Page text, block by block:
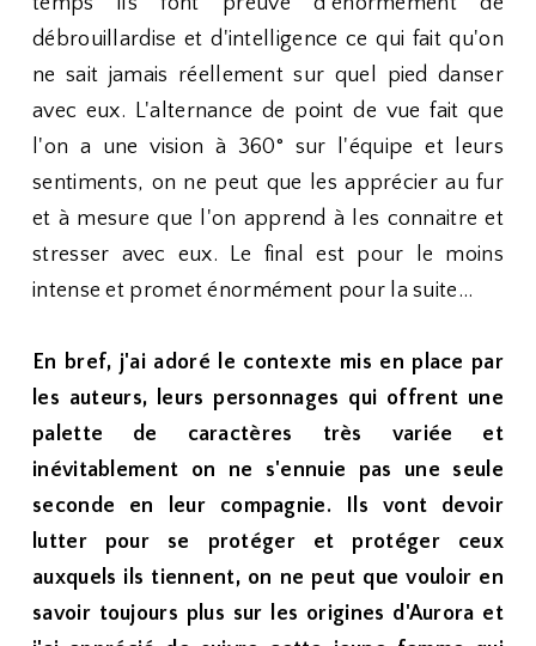
débrouillardise et d'intelligence ce qui fait qu'on
ne sait jamais réellement sur quel pied danser
avec eux. L'alternance de point de vue fait que
l'on a une vision à 360° sur l'équipe et leurs
sentiments, on ne peut que les apprécier au fur
et à mesure que l'on apprend à les connaitre et
stresser avec eux. Le final est pour le moins
intense et promet énormément pour la suite...
En bref, j'ai adoré le contexte mis en place par
les auteurs, leurs personnages qui offrent une
palette de caractères très variée et
inévitablement on ne s'ennuie pas une seule
seconde en leur compagnie. Ils vont devoir
lutter pour se protéger et protéger ceux
auxquels ils tiennent, on ne peut que vouloir en
savoir toujours plus sur les origines d'Aurora et